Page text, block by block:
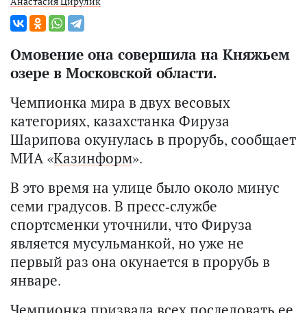
Омовение она совершила на Княжьем
озере в Московской области.
Чемпионка мира в двух весовых
категориях, казахстанка Фируза
Шарипова окунулась в прорубь, сообщает
МИА «Казинформ».
В это время на улице было около минус
семи градусов. В пресс-службе
спортсменки уточнили, что Фируза
является мусульманкой, но уже не
первый раз она окунается в прорубь в
январе.